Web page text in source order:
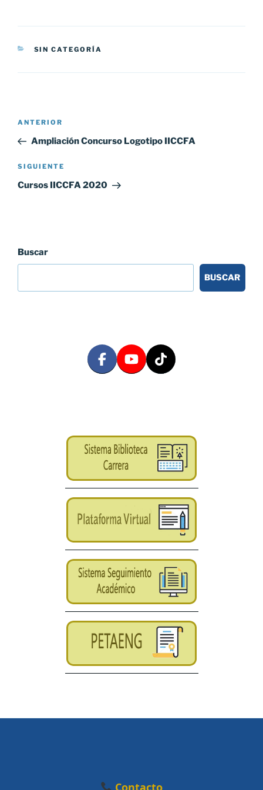
CATEGORÍAS
SIN CATEGORÍA
Navegación
entradas
Entrada
anterior:
ANTERIOR
Ampliación Concurso Logotipo IICCFA
Siguiente
entrada
SIGUIENTE
Cursos IICCFA 2020
Buscar
BUSCAR
Contacto